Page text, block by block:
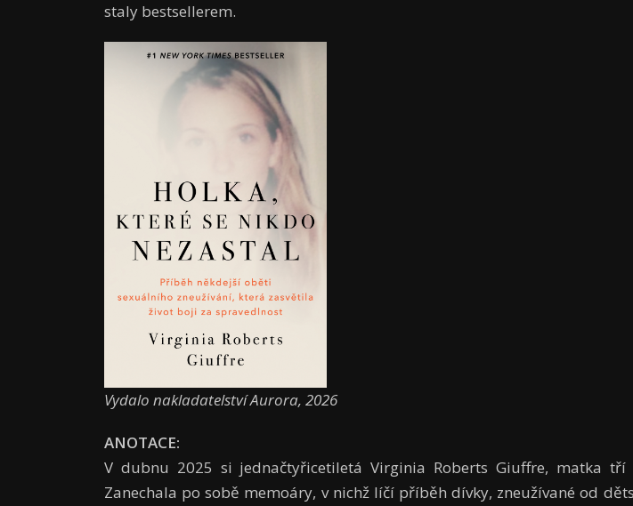
staly bestsellerem.
Vydalo nakladatelství Aurora, 2026
ANOTACE:
V dubnu 2025 si jednačtyřicetiletá Virginia Roberts Giuffre, matka tří
Zanechala po sobě memoáry, v nichž líčí příběh dívky, zneužívané od